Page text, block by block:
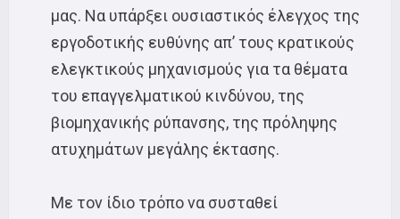
μας. Να υπάρξει ουσιαστικός έλεγχος της
εργοδοτικής ευθύνης απ’ τους κρατικούς
ελεγκτικούς μηχανισμούς για τα θέματα
του επαγγελματικού κινδύνου, της
βιομηχανικής ρύπανσης, της πρόληψης
ατυχημάτων μεγάλης έκτασης.
Με τον ίδιο τρόπο να συσταθεί